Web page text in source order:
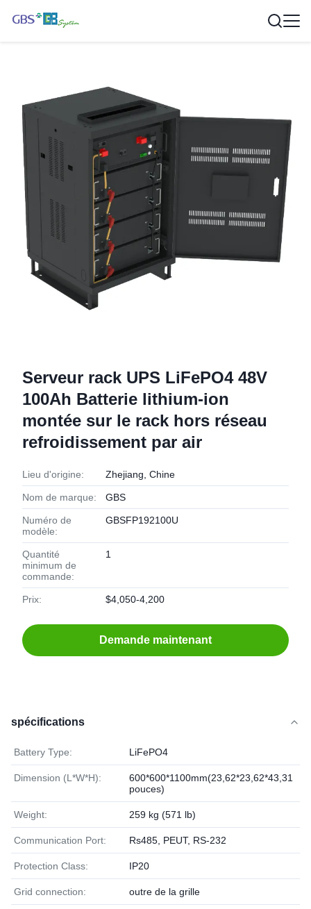
Serveur rack UPS LiFePO4 48V
100Ah Batterie lithium-ion
montée sur le rack hors réseau
refroidissement par air
Lieu d'origine: Zhejiang, Chine
Nom de marque: GBS
Numéro de
modèle:
GBSFP192100U
Quantité
minimum de
commande:
1
Prix: $4,050-4,200
Demande maintenant
spécifications
Battery Type: LiFePO4
Dimension (L*W*H):
600*600*1100mm(23,62*23,62*43,31
pouces)
Weight: 259 kg (571 lb)
Communication Port: Rs485, PEUT, RS-232
Protection Class: IP20
Grid connection: outre de la grille